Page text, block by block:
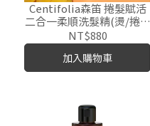
Centifolia森笛 捲髮賦活
二合一柔順洗髮精(燙/捲髮
適用)
NT$880
加入購物車